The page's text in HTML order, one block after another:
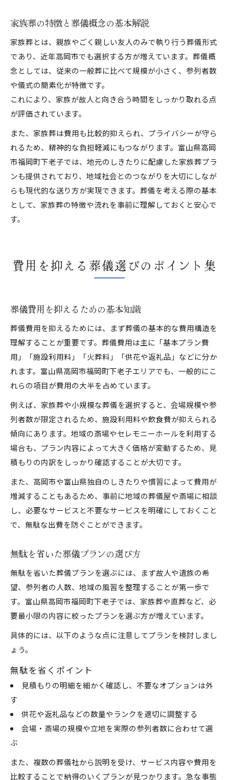
家族葬の特徴と葬儀概念の基本解説
家族葬とは、親族やごく親しい友人のみで執り行う葬儀形式
であり、近年高岡市でも選択する方が増えています。葬儀概
念としては、従来の一般葬に比べて規模が小さく、参列者数
や儀式の簡素化が特徴です。
これにより、家族が故人と向き合う時間をしっかり取れる点
が評価されています。
また、家族葬は費用も比較的抑えられ、プライバシーが守ら
れるため、精神的な負担軽減にもつながります。富山県高岡
市福岡町下老子では、地元のしきたりに配慮した家族葬プラ
ンも提供されており、地域社会とのつながりを大切にしなが
らも現代的な送り方が実現できます。葬儀を考える際の基本
として、家族葬の特徴や流れを事前に理解しておくと安心で
す。
費用を抑える葬儀選びのポイント集
葬儀費用を抑えるための基本知識
葬儀費用を抑えるためには、まず葬儀の基本的な費用構造を
理解することが重要です。葬儀費用は主に「基本プラン費
用」「施設利用料」「火葬料」「供花や返礼品」などに分か
れます。富山県高岡市福岡町下老子エリアでも、一般的にこ
れらの項目が費用の大半を占めています。
例えば、家族葬や小規模な葬儀を選択すると、会場規模や参
列者数が限定されるため、施設利用料や飲食費が抑えられる
傾向にあります。地域の斎場やセレモニーホールを利用する
場合も、プラン内容によって大きく価格が変動するため、見
積もりの内訳をしっかり確認することが大切です。
また、高岡市や富山県独自のしきたりや慣習によって費用が
増減することもあるため、事前に地域の葬儀屋や斎場に相談
し、必要なサービスと不要なサービスを明確にしておくこと
で、無駄な出費を防ぐことができます。
無駄を省いた葬儀プランの選び方
無駄を省いた葬儀プランを選ぶには、まず故人や遺族の希
望、参列者の人数、地域の風習を整理することが第一歩で
す。富山県高岡市福岡町下老子では、家族葬や直葬など、必
要最小限の内容に絞ったプランを選ぶ方が増えています。
具体的には、以下のような点に注意してプランを検討しまし
ょう。
無駄を省くポイント
見積もりの明細を細かく確認し、不要なオプションは外
す
供花や返礼品などの数量やランクを適切に調整する
会場・斎場の規模や立地を実際の参列者数に合わせて選
ぶ
また、複数の葬儀社から説明を受け、サービス内容や費用を
比較することで納得のいくプランが見つかります。急な事態